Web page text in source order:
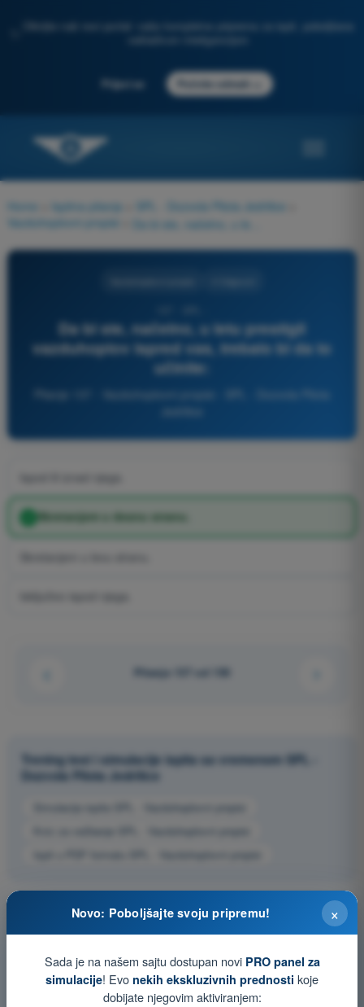
Otkrijte naš novi portal: vaša kompletna priprema za ispit, poboljšana
Prijavi se Počnite odmah
Home Ispitna pitanja SPL - Dozvola Pilota Jedrilice
Vazduhoplovni propisi
Da bi ste, načelno, u letu prestigli
vazduhoplov ispred vas, trebalo bi da to
učinite:
Skretanjem u desnu stranu.
Pitanje 137 od 150
Trening test i simulacije ispita sa vremenom SPL -
Dozvola Pilota Jedrilice
Simulacija ispita SPL - Vazduhoplovni propisi
Kviz za vežbanje SPL - Vazduhoplovni propisi
Ispit u PDF formatu SPL - Vazduhoplovni propisi
×
Novo: Poboljšajte svoju pripremu!
Sada je na našem sajtu dostupan novi PRO panel za
simulacije! Evo nekih ekskluzivnih prednosti koje
dobijate njegovim aktiviranjem: